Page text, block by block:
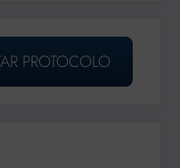
PROTOCOLO